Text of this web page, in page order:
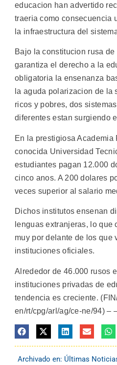
educacion han advertido
traeria como consecuencia
la infraestructura del
Bajo la constitucion rusa
garantiza el derecho a la
obligatoria la ensenanza
la aguda polarizacion de la
ricos y pobres, dos
diferentes estan surgiendo
En la prestigiosa Academia
conocida Universidad
estudiantes pagan 12.000
cinco anos. A 200 dolares
veces superior al salario
Dichos institutos ensenan
lenguas extranjeras, lo que
muy por delante de los que
instituciones oficiales.
Alrededor de 46.000 rusos
instituciones privadas de
tendencia es creciente.
en/rt/cpg/arl/ag/ce-ne/94) –
Archivado en: Últimas